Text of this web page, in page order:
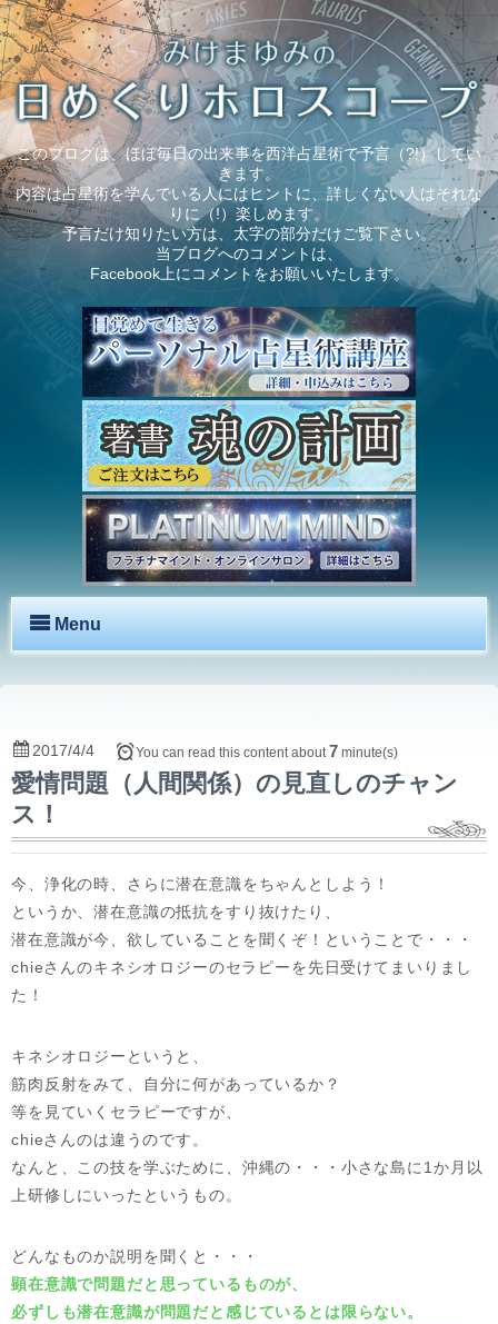
このブログは、ほぼ毎日の出来事を西洋占星術で予言（?!）してい
きます。
内容は占星術を学んでいる人にはヒントに、詳しくない人はそれな
りに（!）楽しめます。
予言だけ知りたい方は、太字の部分だけご覧下さい。
当ブログへのコメントは、
Facebook上にコメントをお願いいたします。
Menu
愛情問題（人間関係）の見直しのチャン
ス！
2017/4/4 You can read this content about7 minute(s)
今、浄化の時、さらに潜在意識をちゃんとしよう！
というか、潜在意識の抵抗をすり抜けたり、
潜在意識が今、欲していることを聞くぞ！ということで・・・
chieさんのキネシオロジーのセラピーを先日受けてまいりまし
た！
キネシオロジーというと、
筋肉反射をみて、自分に何があっているか？
等を見ていくセラピーですが、
chieさんのは違うのです。
なんと、この技を学ぶために、沖縄の・・・小さな島に1か月以
上研修しにいったというもの。
どんなものか説明を聞くと・・・
顕在意識で問題だと思っているものが、
必ずしも潜在意識が問題だと感じているとは限らない。